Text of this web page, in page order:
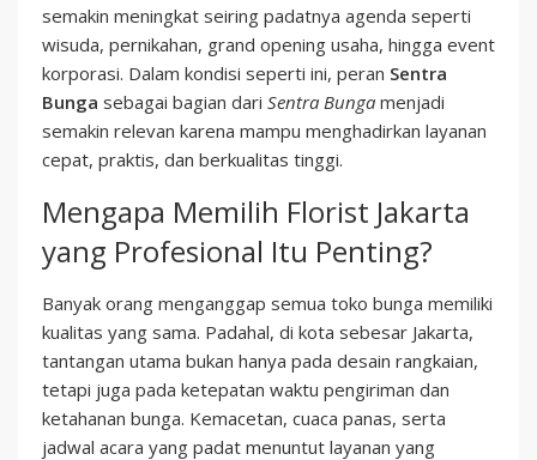
semakin meningkat seiring padatnya agenda seperti
wisuda, pernikahan, grand opening usaha, hingga event
korporasi. Dalam kondisi seperti ini, peran Sentra
Bunga sebagai bagian dari Sentra Bunga menjadi
semakin relevan karena mampu menghadirkan layanan
cepat, praktis, dan berkualitas tinggi.
Mengapa Memilih Florist Jakarta
yang Profesional Itu Penting?
Banyak orang menganggap semua toko bunga memiliki
kualitas yang sama. Padahal, di kota sebesar Jakarta,
tantangan utama bukan hanya pada desain rangkaian,
tetapi juga pada ketepatan waktu pengiriman dan
ketahanan bunga. Kemacetan, cuaca panas, serta
jadwal acara yang padat menuntut layanan yang